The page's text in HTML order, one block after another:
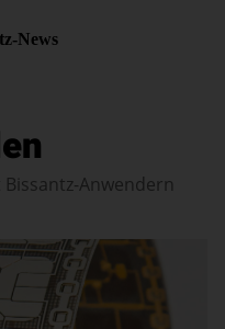
News
Anwendern